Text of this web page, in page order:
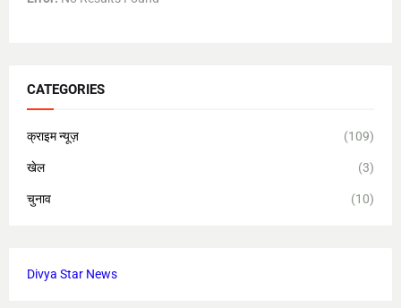
CATEGORIES
क्राइम न्यूज़ (109)
खेल (3)
चुनाव (10)
Divya Star News